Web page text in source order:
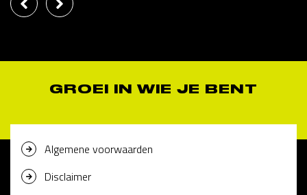
GROEI IN WIE JE BENT
Algemene voorwaarden
Disclaimer